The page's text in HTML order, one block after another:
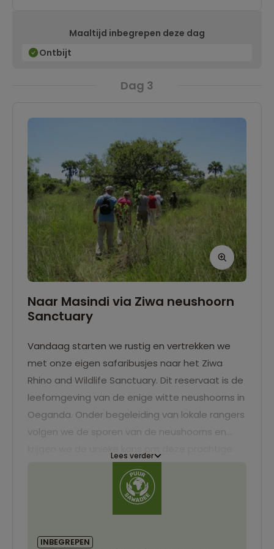
Maaltijd inbegrepen deze dag
Ontbijt
Dag 3
Naar Masindi via Ziwa neushoorn
Sanctuary
Vandaag starten we rustig en vertrekken we
met onze eigen safaribusjes naar het Ziwa
Rhino and Wildlife Sanctuary. Dit reservaat is de
leefomgeving van de enige witte neushoorns in
Oeganda. Onder begeleiding van lokale rangers
volgen we de sporen van de neushoorns en
dieren van dichtbij te ervaren. Na deze
onvergetelijke ervaring vervolgen we onze reis
Lees verder
INBEGREPEN